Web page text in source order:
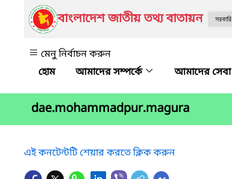
বাংলাদেশ জাতীয় তথ্য বাতায়ন
মেনু নির্বাচন করুন
আমাদের সম্পর্কে
আমাদের সেবা
dae.mohammadpur.magura
এই কনটেন্টটি শেয়ার করতে ক্লিক করুন